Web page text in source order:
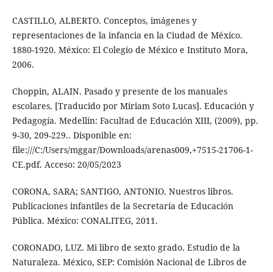
CASTILLO, ALBERTO. Conceptos, imágenes y
representaciones de la infancia en la Ciudad de México.
1880-1920. México: El Colegio de México e Instituto Mora,
2006.
Choppin, ALAIN. Pasado y presente de los manuales
escolares. [Traducido por Miriam Soto Lucas]. Educación y
Pedagogía. Medellín: Facultad de Educación XIII, (2009), pp.
9-30, 209-229.. Disponible en:
file:///C:/Users/mggar/Downloads/arenas009,+7515-21706-1-
CE.pdf. Acceso: 20/05/2023
CORONA, SARA; SANTIGO, ANTONIO. Nuestros libros.
Publicaciones infantiles de la Secretaría de Educación
Pública. México: CONALITEG, 2011.
CORONADO, LUZ. Mi libro de sexto grado. Estudio de la
Naturaleza. México, SEP: Comisión Nacional de Libros de